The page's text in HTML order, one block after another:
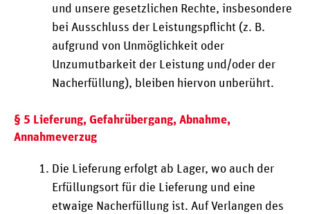
und unsere gesetzlichen Rechte, insbesondere
bei Ausschluss der Leistungspflicht (z. B.
aufgrund von Unmöglichkeit oder
Unzumutbarkeit der Leistung und/oder der
Nacherfüllung), bleiben hiervon unberührt.
§ 5 Lieferung, Gefahrübergang, Abnahme,
Annahmeverzug
Die Lieferung erfolgt ab Lager, wo auch der
Erfüllungsort für die Lieferung und eine
etwaige Nacherfüllung ist. Auf Verlangen des